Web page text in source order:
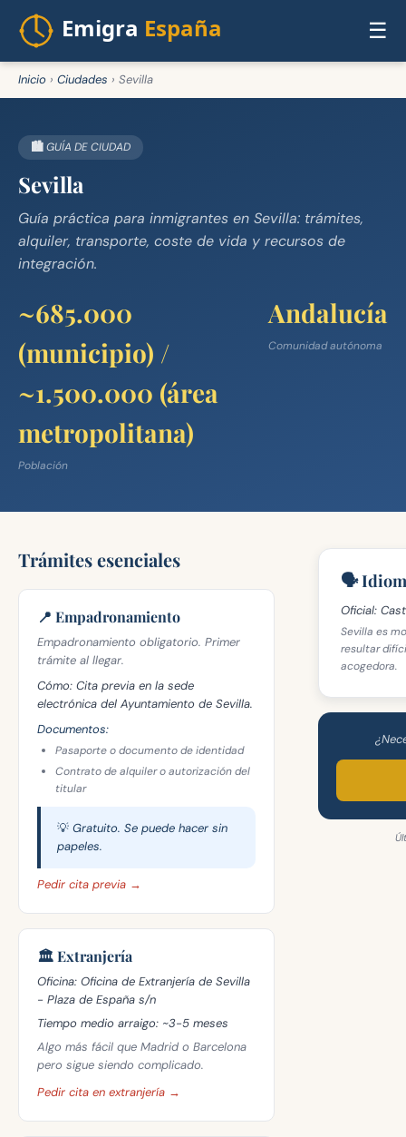
☰
Inicio › Ciudades › Sevilla
🏙️ GUÍA DE CIUDAD
Sevilla
Guía práctica para inmigrantes en Sevilla: trámites,
alquiler, transporte, coste de vida y recursos de
integración.
~685.000
(municipio) /
~1.500.000 (área
metropolitana)
Población
Andalucía
Comunidad autónoma
Trámites esenciales
📍 Empadronamiento
Empadronamiento obligatorio. Primer
trámite al llegar.
Cómo: Cita previa en la sede
electrónica del Ayuntamiento de Sevilla.
Documentos:
Pasaporte o documento de identidad
Contrato de alquiler o autorización del
titular
💡 Gratuito. Se puede hacer sin
papeles.
Pedir cita previa →
🏛️ Extranjería
Oficina: Oficina de Extranjería de Sevilla
- Plaza de España s/n
Tiempo medio arraigo: ~3-5 meses
Algo más fácil que Madrid o Barcelona
pero sigue siendo complicado.
Pedir cita en extranjería →
🗣️
Oficial:
Sevilla es
resultar
acogedora.